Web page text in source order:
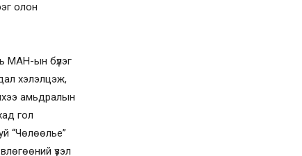
олон
МАН-ын бүлэг
хэлэлцэж,
амьдралын
гол
“Чөлөөлье”
үзэл